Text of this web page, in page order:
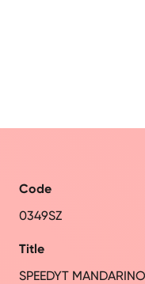
Code
0349SZ
Title
SPEEDYT